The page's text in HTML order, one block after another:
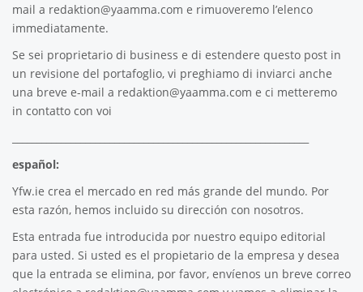
mail a redaktion@yaamma.com e rimuoveremo l’elenco
immediatamente.
Se sei proprietario di business e di estendere questo post in
un revisione del portafoglio, vi preghiamo di inviarci anche
una breve e-mail a redaktion@yaamma.com e ci metteremo
in contatto con voi
español:
Yfw.ie crea el mercado en red más grande del mundo. Por
esta razón, hemos incluido su dirección con nosotros.
Esta entrada fue introducida por nuestro equipo editorial
para usted. Si usted es el propietario de la empresa y desea
que la entrada se elimina, por favor, envíenos un breve correo